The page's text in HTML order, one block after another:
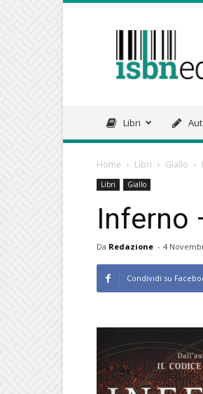
isbnedizioni.it
Libri
Home Libri Giallo
Libri Giallo
Inferno
Da Redazione - 4
Condividi su